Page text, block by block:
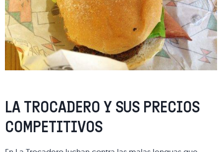
LA TROCADERO Y SUS PRECIOS
COMPETITIVOS